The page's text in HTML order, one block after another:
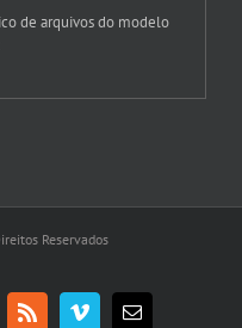
de arquivos do modelo
Reservados
Rss VimeoE-